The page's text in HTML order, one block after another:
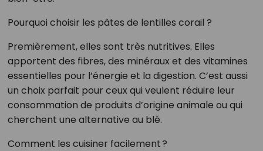
Pourquoi choisir les pâtes de lentilles corail ?
Premièrement, elles sont très nutritives. Elles
apportent des fibres, des minéraux et des vitamines
essentielles pour l’énergie et la digestion. C’est aussi
un choix parfait pour ceux qui veulent réduire leur
consommation de produits d’origine animale ou qui
cherchent une alternative au blé.
Comment les cuisiner facilement ?